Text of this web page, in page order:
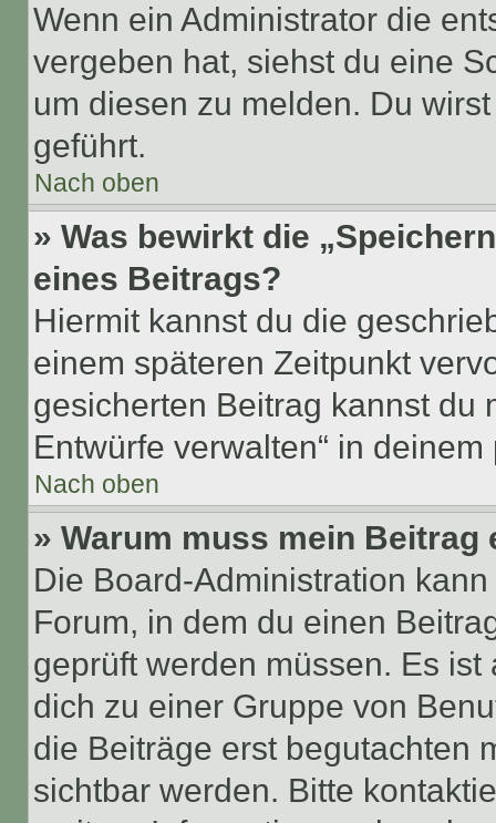
Wenn ein Administrator die
vergeben hat, siehst du eine
um diesen zu melden. Du
geführt.
Nach oben
» Was bewirkt die
eines Beitrags?
Hiermit kannst du die
einem späteren Zeitpunkt
gesicherten Beitrag kannst du
Entwürfe verwalten“ in
Nach oben
» Warum muss mein
Die Board-Administration
Forum, in dem du einen
geprüft werden müssen. Es
dich zu einer Gruppe von
die Beiträge erst begutachten
sichtbar werden. Bitte